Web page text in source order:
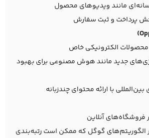
مانند ویدیوهای محصول
پرداخت و ثبت سفارش
محصولات الکترونیکی خاص
جدید مانند هوش مصنوعی برای بهبود
با ارائه محتوای چندزبانه
فروشگاه‌های آنلاین
الگوریتم‌های گوگل که ممکن است رتبه‌بندی